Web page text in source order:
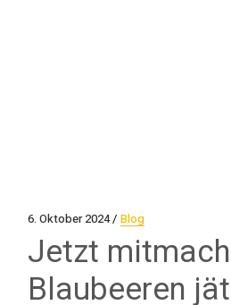
6. Oktober 2024 Blog
Jetzt
Blaubeeren